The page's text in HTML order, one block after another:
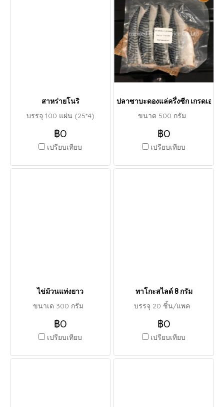
สาหร่ายโนริ
บรรจุ 100 แผ่น (25*4)
฿0
เปรียบเทียบ
ปลาซาบะดองแล่ครึ่งซีก เกรดเอ
ขนาด 500 กรัม
฿0
เปรียบเทียบ
ไข่ม้วนแท่งยาว
ขนาเด 300 กรัม
฿0
เปรียบเทียบ
ทาโกะสไลด์ 8 กรัม
บรรจุ 20 ชิ้น/แพค
฿0
เปรียบเทียบ